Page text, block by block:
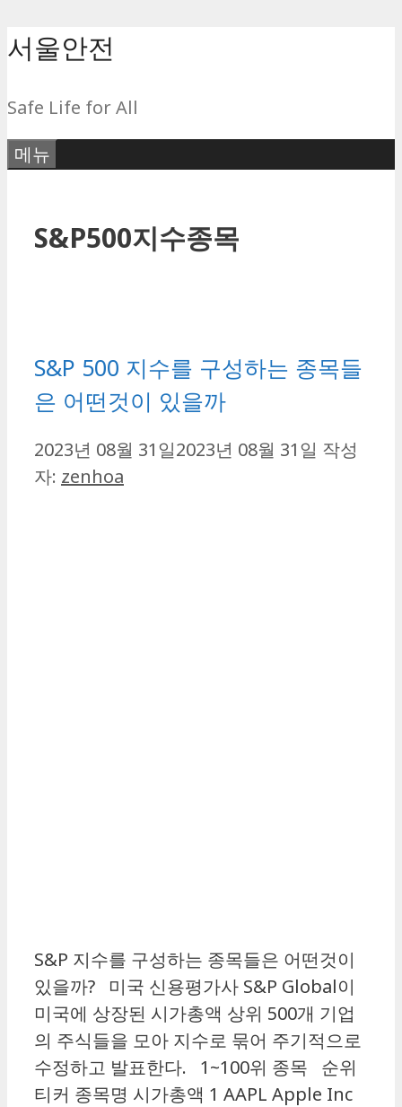
컨
로
건
너
서울안전
Safe Life for All
메뉴
S&P500지수종목
S&P 500 지수를 구성하는 종목들
은 어떤것이 있을까
2023년 08월 31일2023년 08월 31일 작성
자: zenhoa
S&P 지수를 구성하는 종목들은 어떤것이
있을까? 미국 신용평가사 S&P Global이
미국에 상장된 시가총액 상위 500개 기업
의 주식들을 모아 지수로 묶어 주기적으로
수정하고 발표한다. 1~100위 종목 순위
티커 종목명 시가총액 1 AAPL Apple Inc